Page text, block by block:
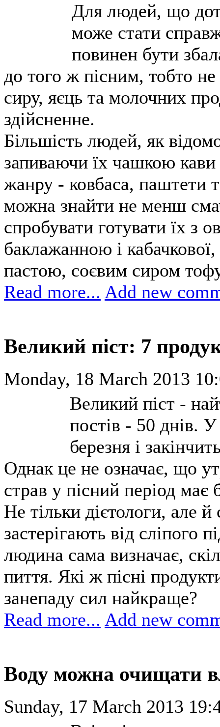
Для людей, що
може стати
повинен бути
до того ж пісним, тобто
сиру, яєць та молочних
здійсненне.
Більшість людей, як
запиваючи їх чашкою
жанру - ковбаса, паштети
можна знайти не менш
спробувати готувати їх з
баклажанною і
пастою, соєвим сиром
Read more... Add new
Великий піст: 7
Monday, 18 March 2013
Великий піст -
постів - 50 днів.
березня і
Однак це не означає, що
страв у пісний період
Не тільки дієтологи, але
застерігають від сліпого
людина сама визначає,
пиття. Які ж пісні
занепаду сил найкраще?
Read more... Add new
Воду можна очищати
Sunday, 17 March 2013